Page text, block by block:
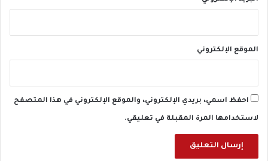
الموقع الإلكتروني
احفظ اسمي، بريدي الإلكتروني، والموقع الإلكتروني في هذا المتصفح
لاستخدامها المرة المقبلة في تعليقي.